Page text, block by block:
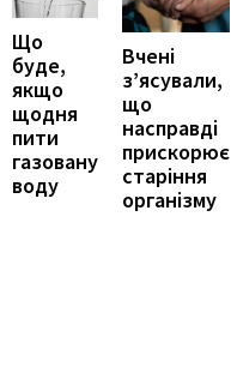
Що
буде,
якщо
щодня
пити
газовану
воду
Вчені
з’ясували,
що
насправді
прискорює
старіння
організму